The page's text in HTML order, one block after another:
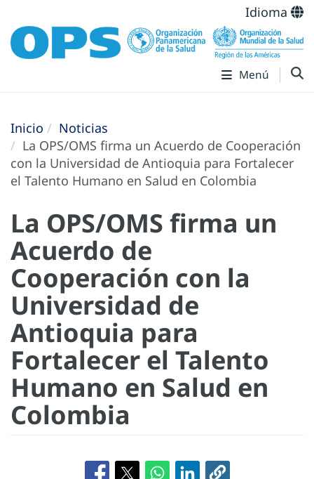
Idioma
Menú
Inicio
Noticias
La OPS/OMS firma un Acuerdo de Cooperación
con la Universidad de Antioquia para Fortalecer
el Talento Humano en Salud en Colombia
La OPS/OMS firma un
Acuerdo de
Cooperación con la
Universidad de
Antioquia para
Fortalecer el Talento
Humano en Salud en
Colombia